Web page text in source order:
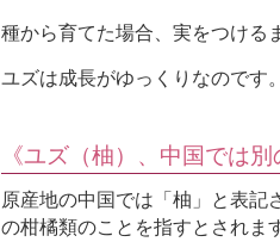
種から育てた場合、実をつける
ユズは成長がゆっくりなのです。
《ユズ（柚）、中国では別
原産地の中国では「柚」と表記
の柑橘類のことを指すとされま